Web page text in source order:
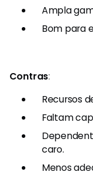
Ampla
Bom para
Contras:
Recursos
Faltam
caro.
Menos